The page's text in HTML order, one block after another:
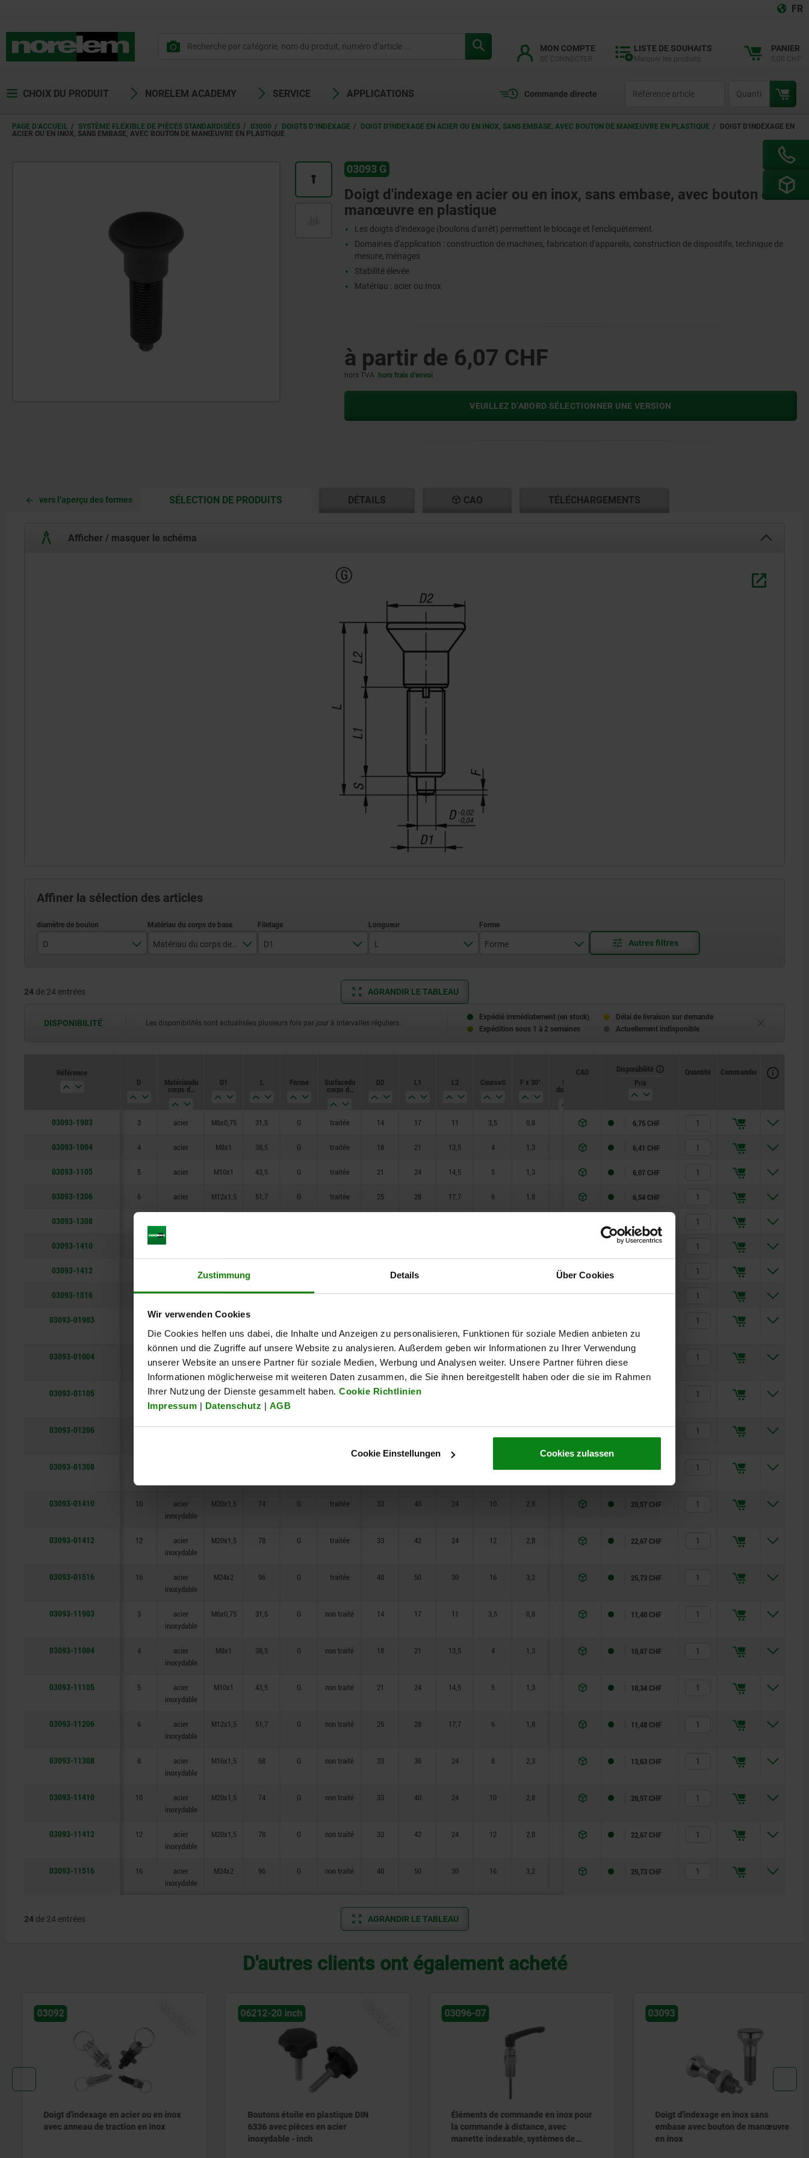
Zustimmung Details Über Cookies
Wir verwenden Cookies
Die Cookies helfen uns dabei, die Inhalte und Anzeigen zu personalisieren, Funktionen für soziale Medien anbieten zu
können und die Zugriffe auf unsere Website zu analysieren. Außerdem geben wir Informationen zu Ihrer Verwendung
unserer Website an unsere Partner für soziale Medien, Werbung und Analysen weiter. Unsere Partner führen diese
Informationen möglicherweise mit weiteren Daten zusammen, die Sie ihnen bereitgestellt haben oder die sie im Rahmen
Ihrer Nutzung der Dienste gesammelt haben. Cookie Richtlinien
Impressum | Datenschutz | AGB
Cookie Einstellungen Cookies zulassen
FR
MON COMPTE LISTE DE SOUHAITS PANIER
CHOIX DU PRODUIT NORELEM ACADEMY SERVICE APPLICATIONS Commande directe
PAGE D’ACCUEIL SYSTÈME FLEXIBLE DE PIÈCES STANDARDISÉES 03000 DOIGTS D’INDEXAGE DOIGT D'INDEXAGE EN ACIER OU EN INOX, SANS EMBASE, AVEC BOUTON DE MANŒUVRE EN PLASTIQUE
DOIGT D'INDEXAGE EN
ACIER OU EN INOX, SANS EMBASE, AVEC BOUTON DE MANŒUVRE EN PLASTIQUE
03093 G
Doigt d'indexage en acier ou en inox, sans embase, avec bouton de
manœuvre en plastique
Les doigts d'indexage (boulons d'arrêt) permettent le blocage et l'encliquètement.
Domaines d'application : construction de machines, fabrication d'appareils, construction de dispositifs, technique de
mesure, ménages
Stabilité élevée
Matériau : acier ou Inox
à partir de 6,07 CHF
hors TVA hors frais d’envoi
VEUILLEZ D’ABORD SÉLECTIONNER UNE VERSION
vers l’aperçu des formes SÉLECTION DE PRODUITSCURRENT
CURRENT
DÉTAILS CAO TÉLÉCHARGEMENTS
Afficher / masquer le schéma
Affiner la sélection des articles
D
4
10
D1 L
38,5
Forme
24 de 24 entrées AGRANDIR LE TABLEAU
DISPONIBILITÉ Les disponibilités sont actualisées plusieurs fois par jour à intervalles réguliers.
Expédié immédiatement (en stock)
Délai de livraison sur demande
Expédition sous 1 à 2 semaines
Actuellement indisponible
Référence
D
Matériau du
corps de
D1 L Forme Surface du
corps de
D2 L1 L2 Course S F x 30° Force
du ressort
env. N
CAO
Disponibilité
Prix
Quantité Commander
03093-1903 3 acier M6x0,75 31,5 G traitée 14 17 11 3,5 0,8 10 6,75 CHF
03093-1004 4 acier M8x1 38,5 G traitée 18 21 13,5 4 1,3 12 6,41 CHF
03093-1105 5 acier M10x1 43,5 G traitée 21 24 14,5 5 1,3 12 6,07 CHF
03093-1206 6 acier M12x1,5 51,7 G traitée 25 28 17,7 6 1,8 14 6,54 CHF
03093-1308
03093-1410 11,39 CHF
03093-1412 M20x1,5 42
03093-1516 16 acier M24x2 96 G traitée 40 50 30 16 3,2 20 46 14,22 CHF
03093-01903
acier
inoxydable
M6x0,75
03093-01004
acier
inoxydable
38,5 G traitée 18 13,5 4 12
03093-01105
acier
inoxydable
M10x1 43,5 G traitée 21 24
03093-01206 6
acier
M12x1,5 51,7 G traitée 25 28 17,7 6 1,8 6 14 11,48 CHF
03093-01308 8 13,63 CHF
03093-01410 10
acier
inoxydable
M20x1,5 74 G traitée 33 40 24 10 2,8 34 20,57 CHF
03093-01412 12
acier
inoxydable
M20x1,5 78 G traitée 33 42 24 12 2,8 39 22,67 CHF
03093-01516 16
acier
inoxydable
M24x2 96 G traitée 40 50 30 16 3,2 46 25,73 CHF
03093-11903 3
acier
inoxydable
M6x0,75 31,5 G non traité 14 17 11 3,5 0,8 10 11,40 CHF
03093-11004 4
acier
inoxydable
M8x1 38,5 G non traité 18 21 13,5 4 1,3 12 10,87 CHF
03093-11105 5
acier
inoxydable
M10x1 43,5 G non traité 21 24 14,5 5 1,3 12 10,34 CHF
03093-11206 6
acier
inoxydable
M12x1,5 51,7 G non traité 25 28 17,7 6 1,8 14 11,48 CHF
03093-11308 8
acier
inoxydable
M16x1,5 68 G non traité 33 36 24 8 2,3 35 13,63 CHF
03093-11410 10
acier
inoxydable
M20x1,5 74 G non traité 33 40 24 10 2,8 34 20,57 CHF
03093-11412 12
acier
inoxydable
M20x1,5 78 G non traité 33 42 24 12 2,8 39 22,67 CHF
03093-11516 16
acier
inoxydable
M24x2 96 G non traité 40 50 30 16 3,2 46 25,73 CHF
24 de 24 entrées AGRANDIR LE TABLEAU
D'autres clients ont également acheté
NOUVEAU
03092
Doigt d'indexage en acier ou en inox
avec anneau de traction en inox
06212-20 inch
Boutons étoile en plastique DIN
6336 avec pièces en acier
inoxydable - inch
03096-07
Éléments de commande en inox pour
la commande à distance, avec
manette indexable, systèmes de
03093
Doigt d'indexage en inox sans
embase avec bouton de manœuvre
en inox